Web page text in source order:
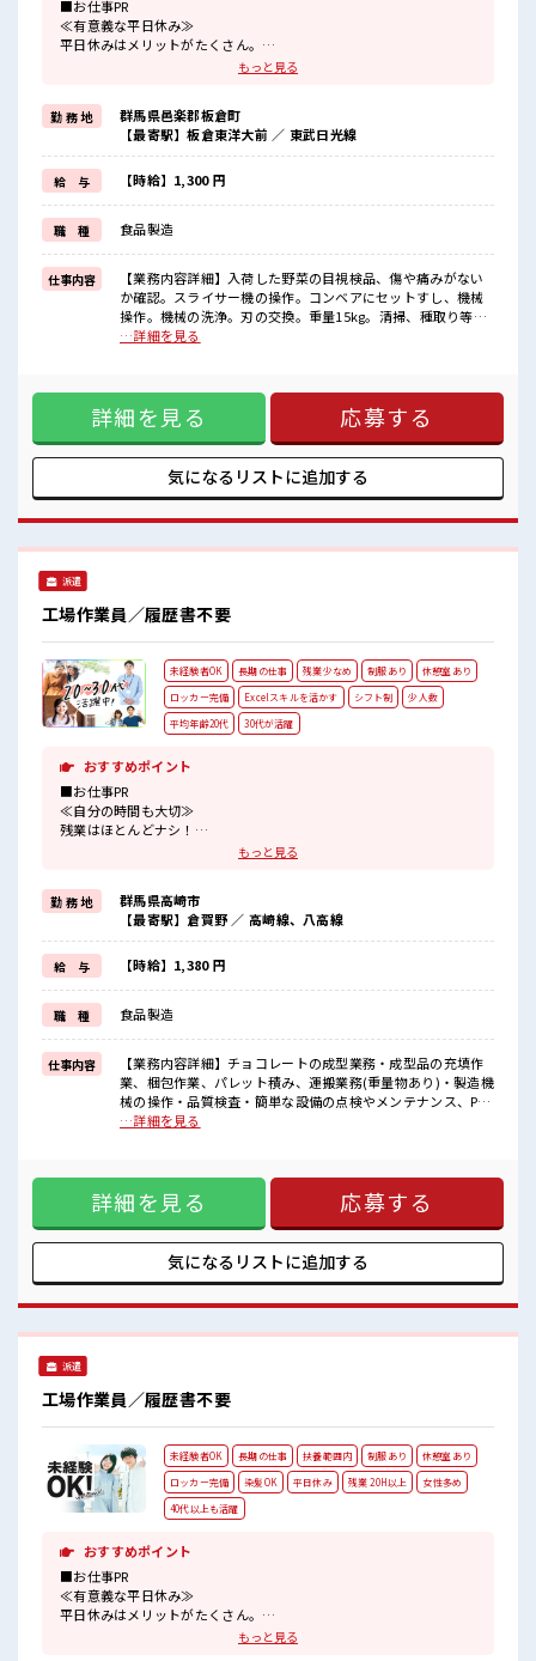
■お仕事PR
≪有意義な平日休み≫
平日休みはメリットがたくさん。
心も身体もリフレッシュ♪
≪扶養内で働く≫
扶養内OKなので、
主婦&主夫さんも気軽にご応募くださいね♪
≪女性も活躍できる職場≫
もちろん男性の応募も歓迎です！
≪残業で稼げる≫
高収入を希望される方にオススメ。
残業は月20時間以上あります♪
≪モチベーションもUP≫
派手過ぎなければ髪型や髪色自由♪
(規定有)制服があると毎日の服選びに悩まずOK♪
応募お待ちしております！
明るすぎたり奇抜過ぎなければヘアカラーOK！
休憩時間にゆっくりできるスペース完備！
もっと見る
勤 務 地
群馬県邑楽郡板倉町
【最寄駅】板倉東洋大前 ／ 東武日光線
給 与 【時給】1,300 円
職 種 食品製造
仕事内容
【業務内容詳細】入荷した野菜の目視検品、傷や痛みがない
か確認。スライサー機の操作。コンベアにセットすし、機械
操作。機械の洗浄。刃の交換。重量15kg。清掃、種取り等、
他の部署のサポートをする可能性あり。【取扱製品情報】野
≪扶養内で働く≫ 扶養内OKなので、 主婦&主夫さんも気軽に
ご応募くださいね♪ ≪女性も活躍できる職場≫ もちろん男性
の応募も歓迎です！ ≪残業で稼げる≫ 高収入を希望される方
にオススメ。 残業は月20時間以上あります♪ ≪モチベーショ
ンもUP≫ 派手過ぎなければ髪型や髪色自由♪ (規定有)制服が
あると毎日の服選びに悩まずOK♪ ■職場の雰囲気 女性が多
明るすぎたり奇抜過ぎなければヘアカラーOK！ 休憩時間にゆ
っくりできるスペース完備！
…詳細を見る
詳細を見る 応募する
気になるリストに追加する
派遣
工場作業員／履歴書不要
未経験者OK 長期の仕事 残業少なめ 制服あり
休憩室あり
ロッカー完備
Excelスキルを活かす シフト制
少人数
平均年齢20代
30代が活躍
おすすめポイント
■お仕事PR
≪自分の時間も大切≫
残業はほとんどナシ！
場合によってはお願いすることもあります♪
制服があるので、
毎日の服装の悩み解消♪
≪初めての仕事だけど自分にもできそう≫
新しいことにチャレンジするのは不安だけど、
しっかり働く環境が整っています！
イチからスキルUP・ステップUP目指していきましょう！
≪自分に向いている仕事が探せる≫
困った事などがあれば、
担当がしっかりサポートします！
■職場の雰囲気
少人数ですぐに馴染むことができそう♪
アットホームな環境☆
ここから経験積んでいきましょ！
もっと見る
勤 務 地
群馬県高崎市
【最寄駅】倉賀野 ／ 高崎線、八高線
給 与 【時給】1,380 円
職 種 食品製造
仕事内容
【業務内容詳細】チョコレートの成型業務・成型品の充填作
業、梱包作業、パレット積み、運搬業務(重量物あり)・製造機
械の操作・品質検査・簡単な設備の点検やメンテナンス、PC
作業(エクセルへの簡単な入力作業があります。)【取扱製品情
機能的な制服アリ≫ 制服があるので、 毎日の服装の悩み解消
♪ ≪初めての仕事だけど自分にもできそう≫ 新しいことにチ
ャレンジするのは不安だけど、 しっかり働く環境が整ってい
ます！ イチからスキルUP・ステップUP目指していきましょ
う！ ≪自分に向いている仕事が探せる≫ 困った事などがあれ
ば、 担当がしっかりサポートします！ ■職場の雰囲気 少人数
が多数活躍中！ 社会人経験が浅くてもOK！ ここから経験積
んでいきましょ！
…詳細を見る
詳細を見る 応募する
気になるリストに追加する
派遣
工場作業員／履歴書不要
未経験者OK 長期の仕事 扶養範囲内 制服あり
休憩室あり
ロッカー完備
染髪OK 平日休み 残業 20H以上
女性多め
40代以上も活躍
おすすめポイント
■お仕事PR
≪有意義な平日休み≫
平日休みはメリットがたくさん。
もっと見る